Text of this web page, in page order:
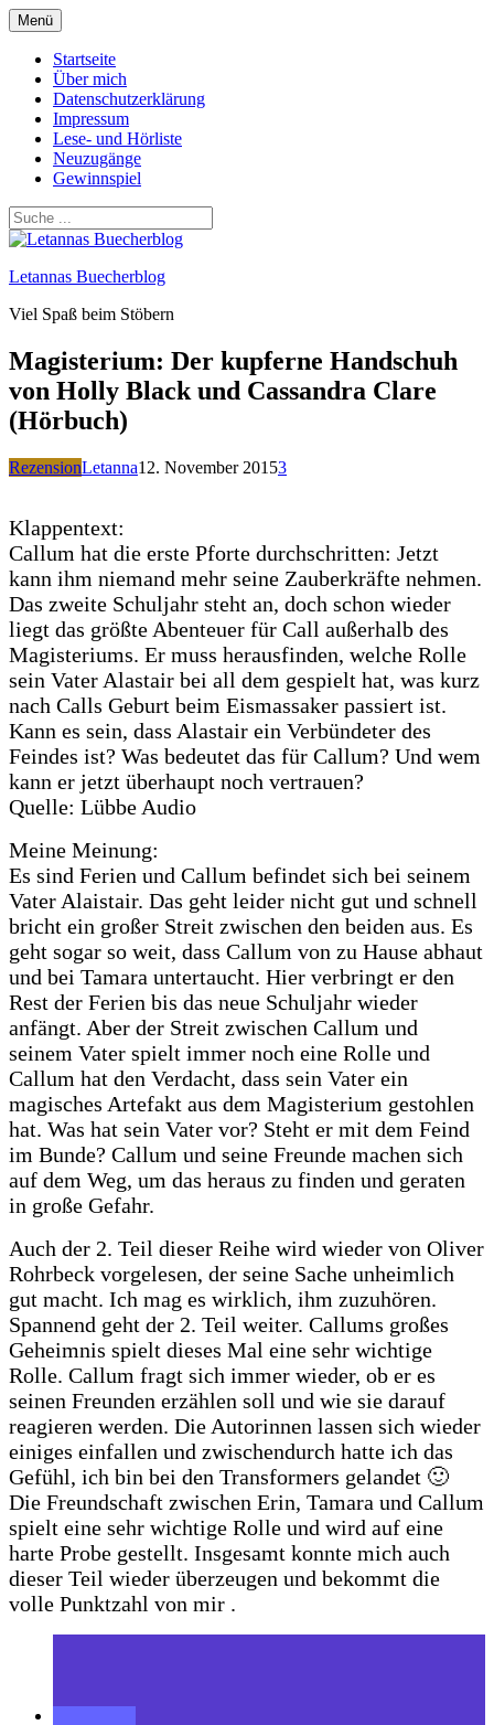
Zum
Inhalt
springen
Menü
Startseite
Über mich
Datenschutzerklärung
Impressum
Lese- und Hörliste
Neuzugänge
Gewinnspiel
Letannas Buecherblog
Viel Spaß beim Stöbern
Magisterium: Der kupferne Handschuh
von Holly Black und Cassandra Clare
(Hörbuch)
RezensionLetanna12. November 20153
Klappentext:
Callum hat die erste Pforte durchschritten: Jetzt
kann ihm niemand mehr seine Zauberkräfte nehmen.
Das zweite Schuljahr steht an, doch schon wieder
liegt das größte Abenteuer für Call außerhalb des
Magisteriums. Er muss herausfinden, welche Rolle
sein Vater Alastair bei all dem gespielt hat, was kurz
nach Calls Geburt beim Eismassaker passiert ist.
Kann es sein, dass Alastair ein Verbündeter des
Feindes ist? Was bedeutet das für Callum? Und wem
kann er jetzt überhaupt noch vertrauen?
Quelle: Lübbe Audio
Meine Meinung:
Es sind Ferien und Callum befindet sich bei seinem
Vater Alaistair. Das geht leider nicht gut und schnell
bricht ein großer Streit zwischen den beiden aus. Es
geht sogar so weit, dass Callum von zu Hause abhaut
und bei Tamara untertaucht. Hier verbringt er den
Rest der Ferien bis das neue Schuljahr wieder
anfängt. Aber der Streit zwischen Callum und
seinem Vater spielt immer noch eine Rolle und
Callum hat den Verdacht, dass sein Vater ein
magisches Artefakt aus dem Magisterium gestohlen
hat. Was hat sein Vater vor? Steht er mit dem Feind
im Bunde? Callum und seine Freunde machen sich
auf dem Weg, um das heraus zu finden und geraten
in große Gefahr.
Auch der 2. Teil dieser Reihe wird wieder von Oliver
Rohrbeck vorgelesen, der seine Sache unheimlich
gut macht. Ich mag es wirklich, ihm zuzuhören.
Spannend geht der 2. Teil weiter. Callums großes
Geheimnis spielt dieses Mal eine sehr wichtige
Rolle. Callum fragt sich immer wieder, ob er es
seinen Freunden erzählen soll und wie sie darauf
reagieren werden. Die Autorinnen lassen sich wieder
einiges einfallen und zwischendurch hatte ich das
Gefühl, ich bin bei den Transformers gelandet 🙂
Die Freundschaft zwischen Erin, Tamara und Callum
spielt eine sehr wichtige Rolle und wird auf eine
harte Probe gestellt. Insgesamt konnte mich auch
dieser Teil wieder überzeugen und bekommt die
volle Punktzahl von mir .